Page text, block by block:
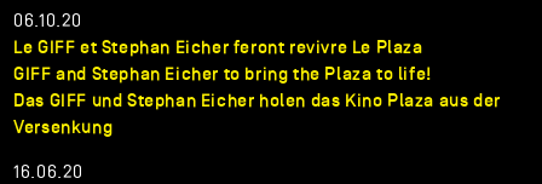
06.10.20
Le GIFF et Stephan Eicher feront revivre Le Plaza
GIFF and Stephan Eicher to bring the Plaza to life!
Das GIFF und Stephan Eicher holen das Kino Plaza aus der
Versenkung
16.06.20